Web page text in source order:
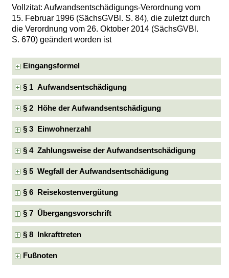
Vollzitat: Aufwandsentschädigungs-Verordnung vom
15. Februar 1996 (SächsGVBl. S. 84), die zuletzt durch
die Verordnung vom 26. Oktober 2014 (SächsGVBl.
S. 670) geändert worden ist
Eingangsformel
§ 1 Aufwandsentschädigung
§ 2 Höhe der Aufwandsentschädigung
§ 3 Einwohnerzahl
§ 4 Zahlungsweise der Aufwandsentschädigung
§ 5 Wegfall der Aufwandsentschädigung
§ 6 Reisekostenvergütung
§ 7 Übergangsvorschrift
§ 8 Inkrafttreten
Fußnoten